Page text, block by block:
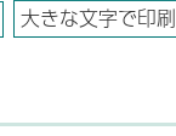
大きな文字で印刷